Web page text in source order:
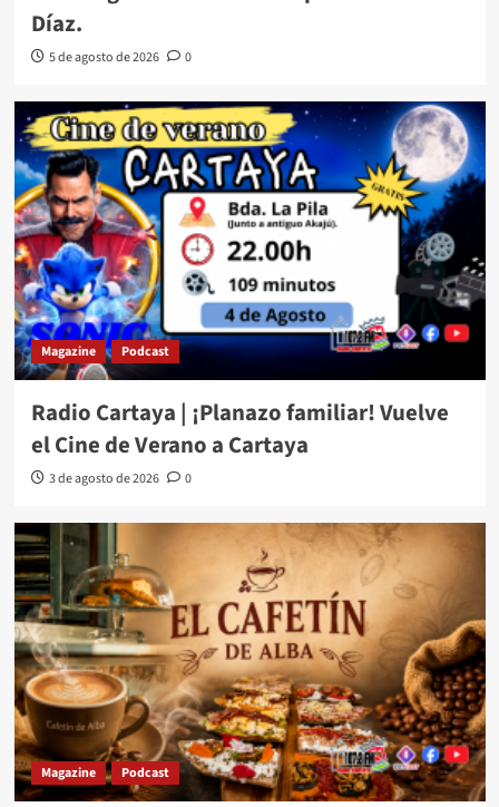
Díaz.
5 de agosto de 2026 0
Magazine Podcast
Radio Cartaya | ¡Planazo familiar! Vuelve
el Cine de Verano a Cartaya
3 de agosto de 2026 0
Magazine Podcast